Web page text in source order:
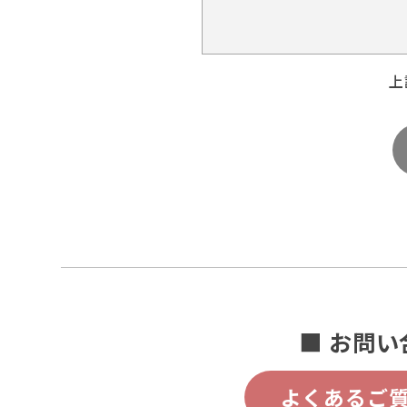
■ お問い
よくあるご